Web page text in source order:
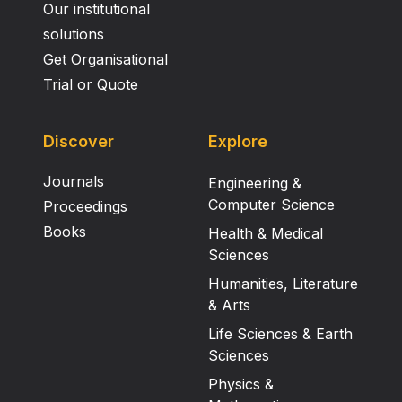
Rostocker System berechnet wird.
Our institutional
solutions
Get Organisational
Trial or Quote
Discover
Journals
Proceedings
Books
Explore
Engineering &
Computer Science
Health & Medical
Sciences
Humanities, Literature
& Arts
Life Sciences & Earth
Sciences
Physics &